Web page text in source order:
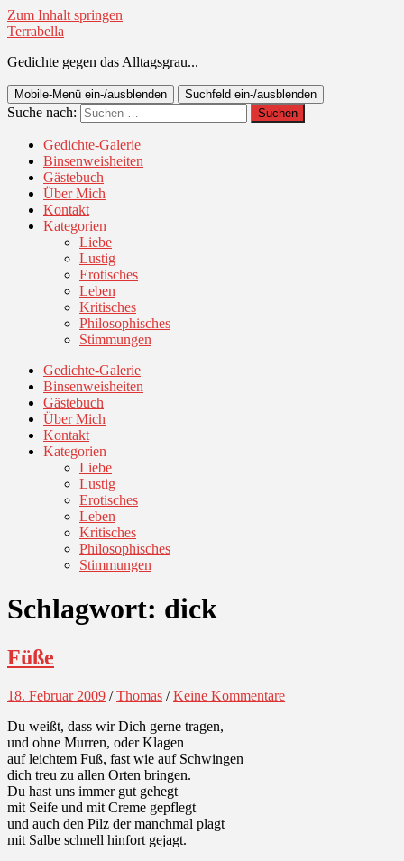
Zum Inhalt springen
Terrabella
Gedichte gegen das Alltagsgrau...
Mobile-Menü ein-/ausblenden Suchfeld ein-/ausblenden
Suche nach:
Gedichte-Galerie
Binsenweisheiten
Gästebuch
Über Mich
Kontakt
Kategorien
Liebe
Lustig
Erotisches
Leben
Kritisches
Philosophisches
Stimmungen
Gedichte-Galerie
Binsenweisheiten
Gästebuch
Über Mich
Kontakt
Kategorien
Liebe
Lustig
Erotisches
Leben
Kritisches
Philosophisches
Stimmungen
Schlagwort: dick
Füße
18. Februar 2009 /Thomas /Keine Kommentare
Du weißt, dass wir Dich gerne tragen,
und ohne Murren, oder Klagen
auf leichtem Fuß, fast wie auf Schwingen
dich treu zu allen Orten bringen.
Du hast uns immer gut gehegt
mit Seife und mit Creme gepflegt
und auch den Pilz der manchmal plagt
mit Salbe schnell hinfort gejagt.